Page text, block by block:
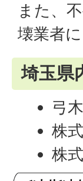
また、
壊業者
埼玉県
弓
株
株